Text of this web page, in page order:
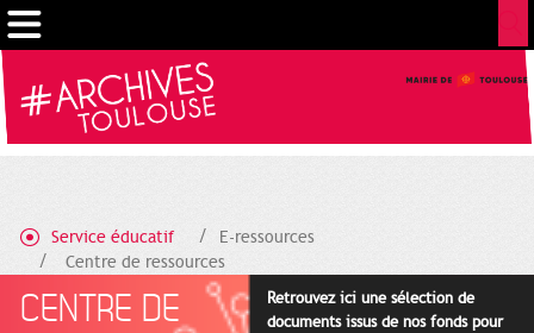
Service éducatif
E-ressources
Centre de ressources
CENTRE DE
Retrouvez ici une sélection de
documents issus de nos fonds pour
Cookies management panel